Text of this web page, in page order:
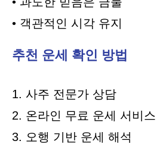
• 객관적인 시각 유지
추천 운세 확인 방법
1. 사주 전문가 상담
2. 온라인 무료 운세 서비스
3. 오행 기반 운세 해석